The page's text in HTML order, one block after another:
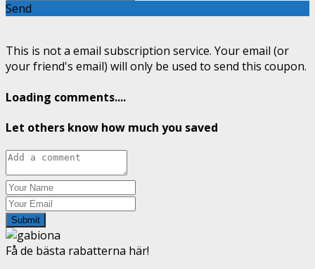
Send
This is not a email subscription service. Your email (or
your friend's email) will only be used to send this coupon.
Loading comments....
Let others know how much you saved
Submit
Få de bästa rabatterna här!